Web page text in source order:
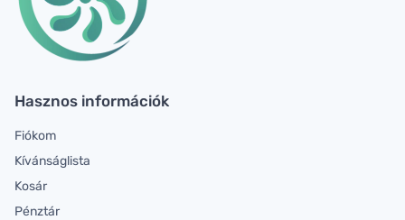
Hasznos információk
Fiókom
Kívánságlista
Kosár
Pénztár